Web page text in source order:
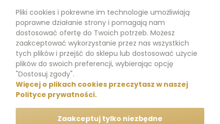
Dokumenty
m.me/perfumikpl
+48 570 704 000
+48 570 704 444
Pliki cookies i pokrewne im technologie umożliwiają
poprawne działanie strony i pomagają nam
dostosować ofertę do Twoich potrzeb. Możesz
zaakceptować wykorzystanie przez nas wszystkich
tych plików i przejść do sklepu lub dostosować użycie
plików do swoich preferencji, wybierając opcję
"Dostosuj zgody".
Więcej o plikach cookies przeczytasz w naszej
Polityce prywatności.
Zaakceptuj tylko niezbędne